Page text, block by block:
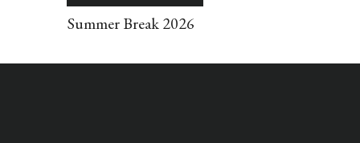
Summer Break 2026